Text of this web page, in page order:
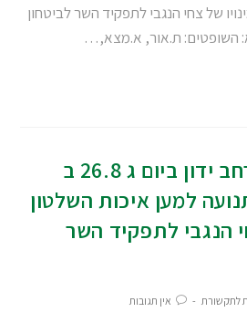
של צחי הנגבי לתפקיד השר לביטחון
השופטים: ת.אור, א.מצא,…
בג"צ בהרכב מורחב ידון ביום ג 26.8 ב
למען איכות השלטון
הנגבי לתפקיד השר
לתקשורת אין תגובות